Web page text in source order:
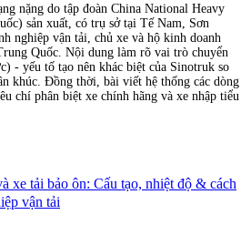
nặng do tập đoàn China National Heavy
sản xuất, có trụ sở tại Tế Nam, Sơn
nghiệp vận tải, chủ xe và hộ kinh doanh
Quốc. Nội dung làm rõ vai trò chuyển
- yếu tố tạo nên khác biệt của Sinotruk so
khúc. Đồng thời, bài viết hệ thống các dòng
chí phân biệt xe chính hãng và xe nhập tiểu
xe tải bảo ôn: Cấu tạo, nhiệt độ & cách
vận tải